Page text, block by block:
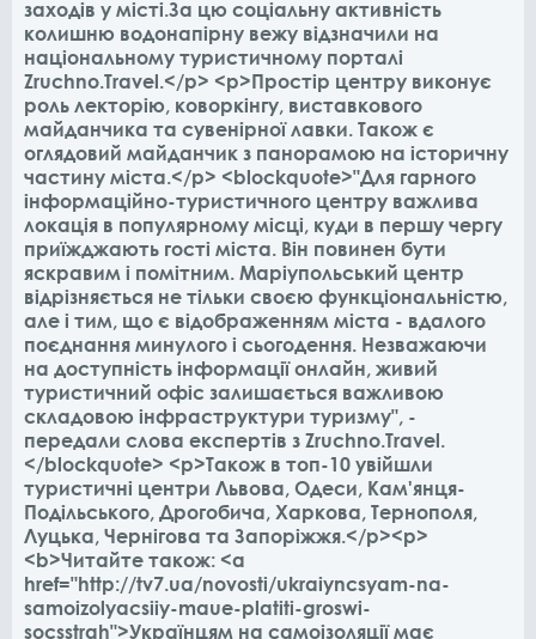
заходів у місті.За цю соціальну активність
колишню водонапірну вежу відзначили на
національному туристичному порталі
Zruchno.Travel.</p> <p>Простір центру виконує
роль лекторію, коворкінгу, виставкового
майданчика та сувенірної лавки. Також є
оглядовий майданчик з панорамою на історичну
частину міста.</p> <blockquote>"Для гарного
інформаційно-туристичного центру важлива
локація в популярному місці, куди в першу чергу
приїжджають гості міста. Він повинен бути
яскравим і помітним. Маріупольський центр
відрізняється не тільки своєю функціональністю,
але і тим, що є відображенням міста - вдалого
поєднання минулого і сьогодення. Незважаючи
на доступність інформації онлайн, живий
туристичний офіс залишається важливою
складовою інфраструктури туризму", -
передали слова експертів з Zruchno.Travel.
</blockquote> <p>Також в топ-10 увійшли
туристичні центри Львова, Одеси, Кам'янця-
Подільського, Дрогобича, Харкова, Тернополя,
Луцька, Чернігова та Запоріжжя.</p><p>
<b>Читайте також: <a
href="http://tv7.ua/novosti/ukraiyncsyam-na-
samoizolyacsiiy-maue-platiti-groswi-
socsstrah">Українцям на самоізоляції має